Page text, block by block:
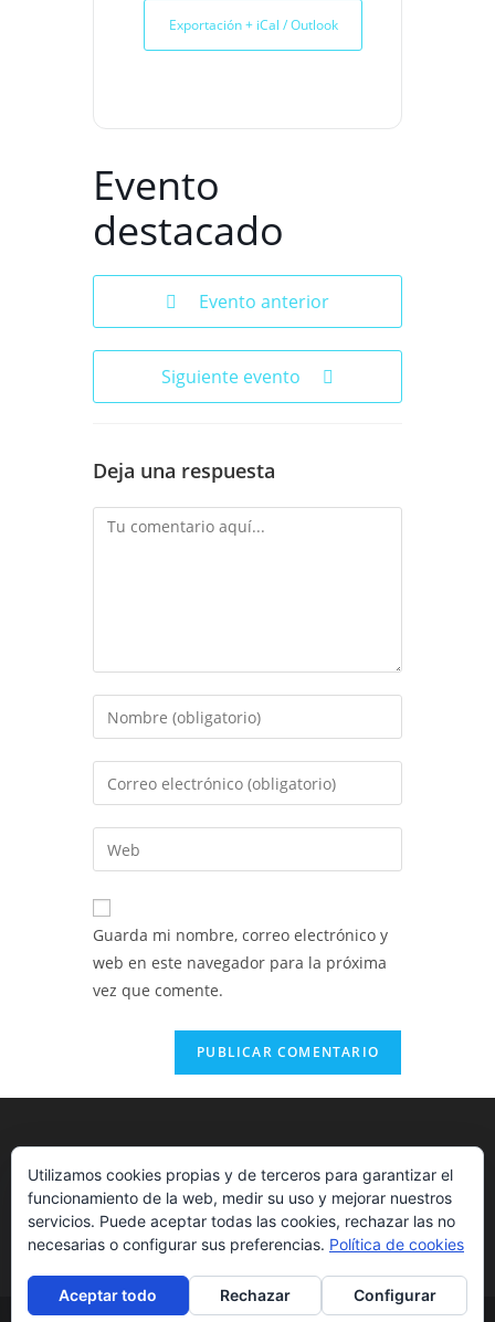
Exportación + iCal / Outlook
Evento
destacado
Evento anterior
Siguiente evento
Deja una respuesta
Comentario
Introduce
tu
nombre
de
usuario
para
comentar
Introduce
tu
dirección
de
electrónico
para
comentar
Introduce
la
URL
de
(opcional)
Guarda mi nombre, correo electrónico y
web en este navegador para la próxima
vez que comente.
Utilizamos cookies propias y de terceros para garantizar el
funcionamiento de la web, medir su uso y mejorar nuestros
servicios. Puede aceptar todas las cookies, rechazar las no
necesarias o configurar sus preferencias. Política de cookies
Aceptar todo Rechazar Configurar